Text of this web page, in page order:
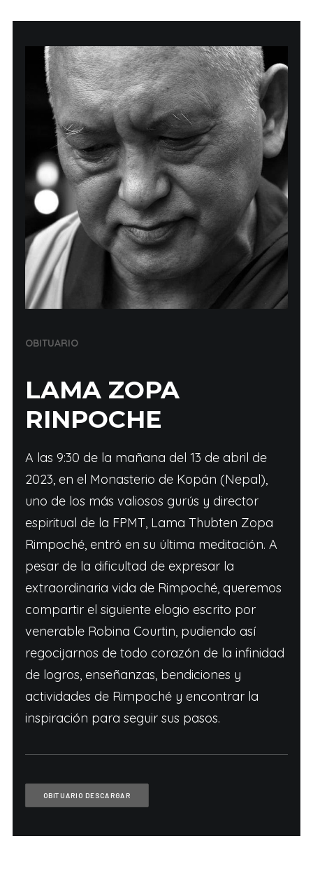
OBITUARIO
LAMA ZOPA
RINPOCHE
A las 9:30 de la mañana del 13 de abril de
2023, en el Monasterio de Kopán (Nepal),
uno de los más valiosos gurús y director
espiritual de la FPMT, Lama Thubten Zopa
Rimpoché, entró en su última meditación. A
pesar de la dificultad de expresar la
extraordinaria vida de Rimpoché, queremos
compartir el siguiente elogio escrito por
venerable Robina Courtin, pudiendo así
regocijarnos de todo corazón de la infinidad
de logros, enseñanzas, bendiciones y
actividades de Rimpoché y encontrar la
inspiración para seguir sus pasos.
OBITUARIO DESCARGAR